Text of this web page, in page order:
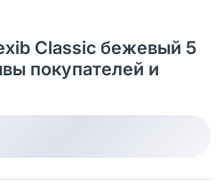
Classic бежевый 5
покупателей и